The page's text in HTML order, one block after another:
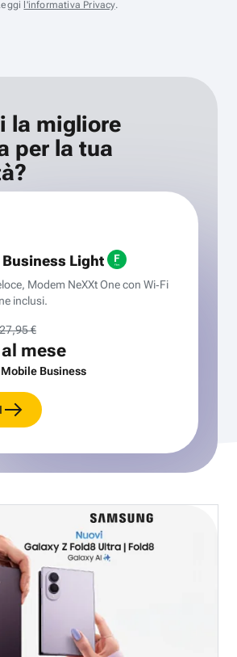
l'informativa Privacy.
la migliore
per la tua
Light
Modem NeXXt One con Wi‑Fi
inclusi.
27,95 €
mese
Business